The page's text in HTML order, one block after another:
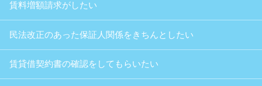
賃料増額請求がしたい
民法改正のあった保証人関係をきちんとしたい
賃貸借契約書の確認をしてもらいたい